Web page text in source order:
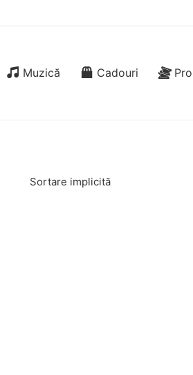
Muzică Cadouri
Sortare implicită